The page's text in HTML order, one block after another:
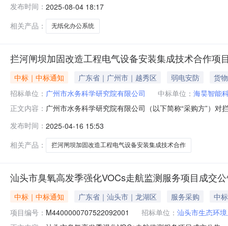
电话联系电话：020-83139395如对本次综合比选采购结
发布时间： 2025-08-04 18:17
相关产品：
无纸化办公系统
拦河闸坝加固改造工程电气设备安装集成技术合作项
中标｜中标通知 广东省｜广州市｜越秀区 弱电安防
货物
招标单位： 广州市水务科学研究院有限公司 中标单位： 海昊智能
正文内容： 广州市水务科学研究院有限公司（以下简称“采购方”）
五、成交内容根据我司需求，进行拦河闸坝加固改造工
投诉的受理异议受理部门：广州市水务科学研
发布时间： 2025-04-16 15:53
相关产品：
拦河闸坝加固改造工程电气设备安装集成技术合作
汕头市臭氧高发季强化VOCs走航监测服务项目成交
中标｜中标通知 广东省｜汕头市｜龙湖区 服务采购
中
项目编号： M4400000707522092001 招标单位： 汕头市生态环